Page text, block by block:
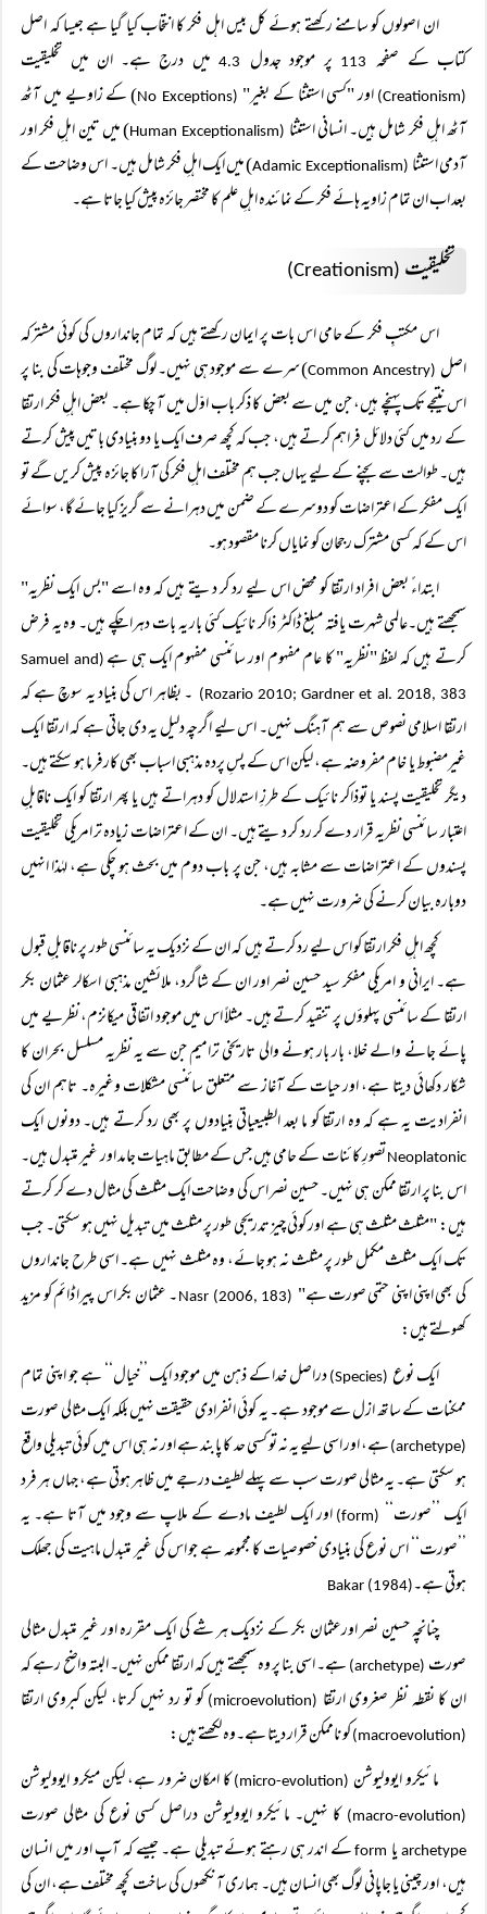
ان اصولوں کو سامنے رکھتے ہوئے کل بیس اہل فکر کا انتخاب کیا گیا ہے جیسا کہ اصل
کتاب کے صفحہ113 پر موجود جدول میں درج ہے۔ ان میں تخلیقیت
(Creationism) اور "کسی استثنا کے بغیر" (
No Exceptions) کے زاویے میں آٹھ
آٹھ اہلِ فکر شامل ہیں۔ انسانی استثنا (
Human Exceptionalism) میں تین اہلِ فکر اور
آدمی استثنا (
Adamic Exceptionalism) میں ایک اہلِ فکر شامل ہیں۔ اس وضاحت کے
بعد اب ان تمام زاویہ ہائے فکر کے نمائندہ اہلِ علم کا مختصر جائزہ پیش کیا جاتا ہے۔
تخلیقیت (Creationism)
اس مکتبِ فکر کے حامی اس بات پر ایمان رکھتے ہیں کہ تمام جانداروں کی کوئی مشترکہ
اصل (
Common Ancestry) سرے سے موجود ہی نہیں۔ لوگ مختلف وجوہات کی بنا پر
اس نتیجے تک پہنچے ہیں، جن میں سے بعض کا ذکر باب اوّل میں آ چکا ہے۔ بعض اہلِ فکر ارتقا
کے رد میں کئی دلائل فراہم کرتے ہیں، جب کہ کچھ صرف ایک یا دو بنیادی باتیں پیش کرتے
ہیں۔ طوالت سے بچنے کے لیے یہاں جب ہم مختلف اہلِ فکر کی آرا کا جائزہ پیش کریں گے تو
ایک مفکر کے اعتراضات کو دوسرے کے ضمن میں دہرانے سے گریز کیا جائے گا، سوائے
اس کے کہ کسی مشترک رجحان کو نمایاں کرنا مقصود ہو۔
ابتداءً بعض افراد ارتقا کو محض اس لیے رد کر دیتے ہیں کہ وہ اسے "بس ایک نظریہ"
سمجھتے ہیں۔عالمی شہرت یافتہ مبلغ ڈاکٹر ذاکر نائیک کئی بار یہ بات دہرا چکے ہیں۔ وہ یہ فرض
کرتے ہیں کہ لفظ "نظریہ" کا عام مفہوم اور سائنسی مفہوم ایک ہی ہے (Samuel and
Rozario 2010; Gardner et al. 2018, 383)
۔ بظاہر اس کی بنیاد یہ سوچ ہے کہ
ارتقا اسلامی نصوص سے ہم آہنگ نہیں۔ اس لیے اگرچہ دلیل یہ دی جاتی ہے کہ ارتقا ایک
غیرمضبوط یا خام مفروضہ ہے، لیکن اس کے پسِ پردہ مذہبی اسباب بھی کارفرما ہو سکتے ہیں۔
دیگر تخلیقیت پسند یا توذاکر نائیک کے طرزِ استدلال کو دہراتے ہیں یا پھر ارتقا کو ایک ناقابلِ
اعتبار سائنسی نظریہ قرار دے کر رد کر دیتے ہیں۔ ان کے اعتراضات زیادہ تر امریکی تخلیقیت
پسندوں کے اعتراضات سے مشابہ ہیں، جن پر باب دوم میں بحث ہو چکی ہے، لہٰذا انہیں
دوبارہ بیان کرنے کی ضرورت نہیں ہے۔
کچھ اہلِ فکر ارتقا کو اس لیے رد کرتے ہیں کہ ان کے نزدیک یہ سائنسی طور پر ناقابلِ قبول
ہے۔ ایرانی و امریکی مفکر سید حسین نصر اور ان کے شاگرد، ملائشین مذہبی اسکالر عثمان بکر
ارتقا کے سائنسی پہلوؤں پر تنقید کرتے ہیں۔ مثلاً اس میں موجود اتفاقی میکانزم، نظریے میں
پائے جانے والے خلا، بار بار ہونے والی تاریخی ترامیم جن سے یہ نظریہ مسلسل بحران کا
شکار دکھائی دیتا ہے، اور حیات کے آغاز سے متعلق سائنسی مشکلات وغیرہ۔ تاہم ان کی
انفرادیت یہ ہے کہ وہ ارتقا کو ما بعد الطبیعیاتی بنیادوں پر بھی رد کرتے ہیں۔ دونوں ایک
Neoplatonicتصورِ کائنات کے حامی ہیں جس کے مطابق ماہیات جامد اور غیر متبدل ہیں۔
اس بنا پر ارتقا ممکن ہی نہیں۔ حسین نصر اس کی وضاحت ایک مثلث کی مثال دے کر کرتے
ہیں: "مثلث مثلث ہی ہے اور کوئی چیز تدریجی طور پر مثلث میں تبدیل نہیں ہو سکتی۔ جب
تک ایک مثلث مکمل طور پر مثلث نہ ہو جائے، وہ مثلث نہیں ہے۔ اسی طرح جانداروں
کی بھی اپنی اپنی حتمی صورت ہے"
۔ عثمان بکر اس پیرا ڈائم کو مزید
کھولتے ہیں:
ایک نوع (Species)
دراصل خدا کے ذہن میں موجود ایک ’’خیال‘‘ ہے جو اپنی تمام
ممکنات کے ساتھ ازل سے موجود ہے۔ یہ کوئی انفرادی حقیقت نہیں بلکہ ایک مثالی صورت
(archetype)
ہے، اور اسی لیے یہ نہ تو کسی حد کا پابند ہے اور نہ ہی اس میں کوئی تبدیلی واقع
ہو سکتی ہے۔ یہ مثالی صورت سب سے پہلے لطیف درجے میں ظاہر ہوتی ہے، جہاں ہر فرد
ایک ’’صورت‘‘
(form)
اور ایک لطیف مادے کے ملاپ سے وجود میں آتا ہے۔ یہ
’’صورت‘‘ اس نوع کی بنیادی خصوصیات کا مجموعہ ہے جو اس کی غیر متبدل ماہیت کی جھلک
ہوتی ہے۔Bakar (1984)
چنانچہ حسین نصر اورعثمان بکر کے نزدیک ہر شے کی ایک مقررہ اور غیر متبدل مثالی
صورت (archetype)
ہے۔ اسی بنا پر وہ سمجھتے ہیں کہ ارتقا ممکن نہیں۔ البتہ واضح رہے کہ
ان کا نقطہ نظر صغروی ارتقا (microevolution) کو تو رد نہیں کرتا، لیکن کبروی ارتقا
(macroevolution)
کو ناممکن قرار دیتا ہے۔وہ لکھتے ہیں:
مائیکرو ایوولیوشن (micro-evolution) کا امکان ضرور ہے، لیکن میکرو ایوولیوشن
(macro-evolution) کا نہیں۔ مائیکرو ایوولیوشن دراصل کسی نوع کی مثالی صورت
archetypeیا
کے اندر ہی رہتے ہوئے تبدیلی ہے۔ جیسے کہ آپ اور میں انسان
ہیں، اور چینی یا جاپانی لوگ بھی انسان ہیں۔ ہماری آنکھوں کی ساخت کچھ مختلف ہے، ان کی